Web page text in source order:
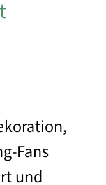
Fans
und